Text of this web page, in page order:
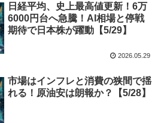
日経平均、史上最高値更新！6万
6000円台へ急騰！AI相場と停戦
期待で日本株が躍動【5/29】
2026.05.29
市場はインフレと消費の狭間で揺
れる！原油安は朗報か？【5/28】